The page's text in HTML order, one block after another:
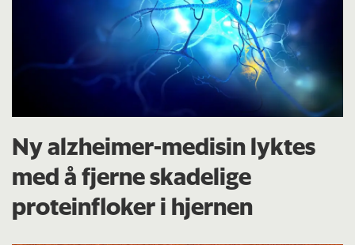
Ny alzheimer-medisin lyktes
med å fjerne skadelige
proteinfloker i hjernen